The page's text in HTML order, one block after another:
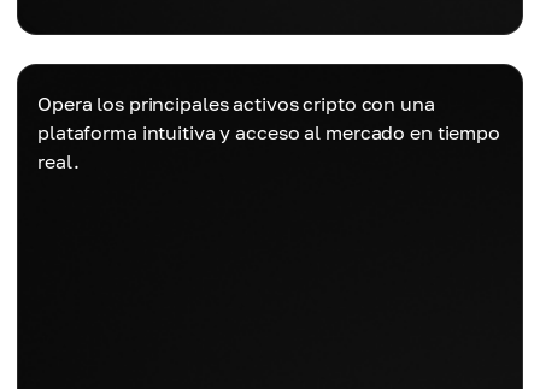
Opera los principales activos cripto con una
plataforma intuitiva y acceso al mercado en tiempo
real.